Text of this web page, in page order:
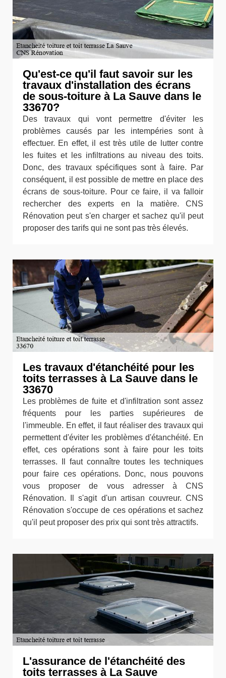
Qu'est-ce qu'il faut savoir sur les
travaux d'installation des écrans
de sous-toiture à La Sauve dans le
33670?
Des travaux qui vont permettre d'éviter les
problèmes causés par les intempéries sont à
effectuer. En effet, il est très utile de lutter contre
les fuites et les infiltrations au niveau des toits.
Donc, des travaux spécifiques sont à faire. Par
conséquent, il est possible de mettre en place des
écrans de sous-toiture. Pour ce faire, il va falloir
rechercher des experts en la matière. CNS
Rénovation peut s'en charger et sachez qu'il peut
proposer des tarifs qui ne sont pas très élevés.
Les travaux d'étanchéité pour les
toits terrasses à La Sauve dans le
33670
Les problèmes de fuite et d'infiltration sont assez
fréquents pour les parties supérieures de
l'immeuble. En effet, il faut réaliser des travaux qui
permettent d'éviter les problèmes d'étanchéité. En
effet, ces opérations sont à faire pour les toits
terrasses. Il faut connaître toutes les techniques
pour faire ces opérations. Donc, nous pouvons
vous proposer de vous adresser à CNS
Rénovation. Il s'agit d'un artisan couvreur. CNS
Rénovation s'occupe de ces opérations et sachez
qu'il peut proposer des prix qui sont très attractifs.
L'assurance de l'étanchéité des
toits terrasses à La Sauve